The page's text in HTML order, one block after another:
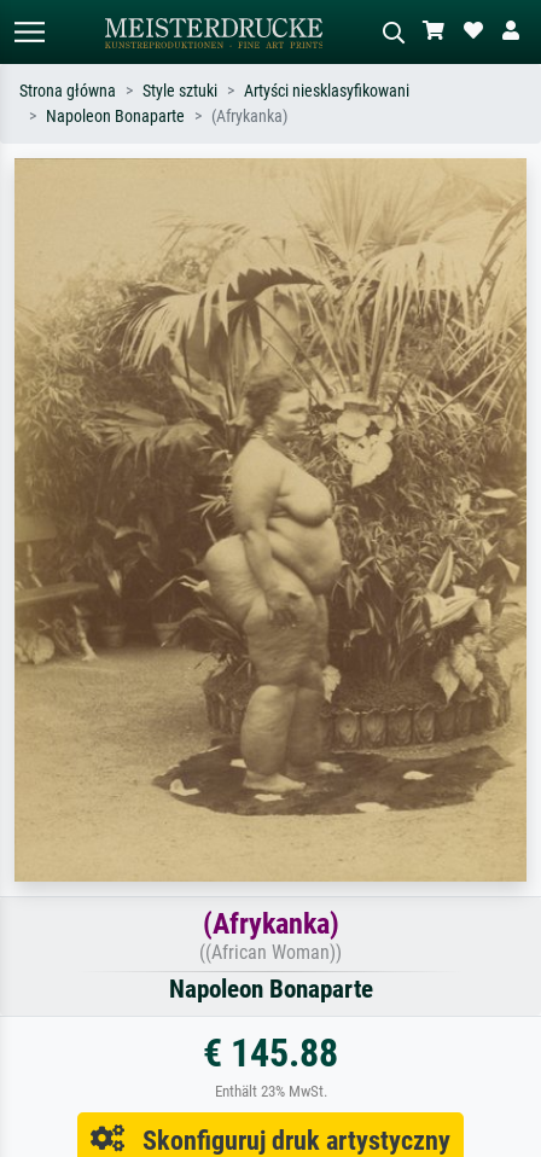
impresjonizm, fala Hokusaia, akt.
abstrakcja z czerwienią, ciemny olej,
stojący akt obok drzewa.
Strona główna Style sztuki
Artyści niesklasyfikowani
Napoleon Bonaparte
(Afrykanka)
(Afrykanka)
((African Woman))
Napoleon Bonaparte
€ 145.88
Enthält 23% MwSt.
Skonfiguruj druk artystyczny